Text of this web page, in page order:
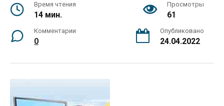
Время чтения
14 мин.
Просмотры
61
Комментарии
0
Опубликовано
24.04.2022